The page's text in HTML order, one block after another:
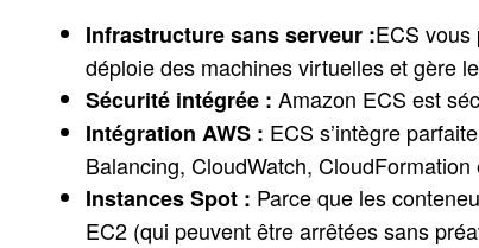
Infrastructure sans serveur :ECS vous
déploie des machines virtuelles et gère
Sécurité intégrée : Amazon ECS est
Intégration AWS : ECS s’intègre
Balancing, CloudWatch, CloudFormation
Instances Spot : Parce que les
EC2 (qui peuvent être arrêtées sans